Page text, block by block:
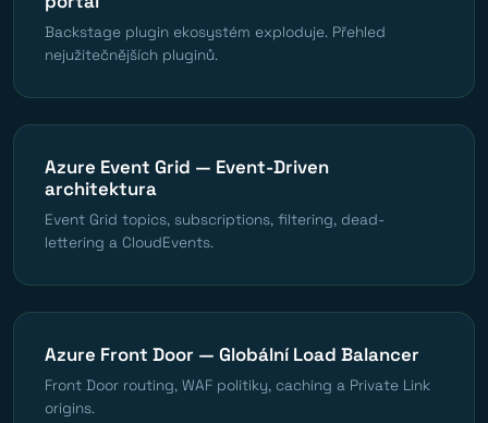
Backstage plugin ekosystém exploduje. Přehled
nejužitečnějších pluginů.
Azure Event Grid — Event-Driven
architektura
Event Grid topics, subscriptions, filtering, dead-
lettering a CloudEvents.
Azure Front Door — Globální Load Balancer
Front Door routing, WAF politiky, caching a Private Link
origins.